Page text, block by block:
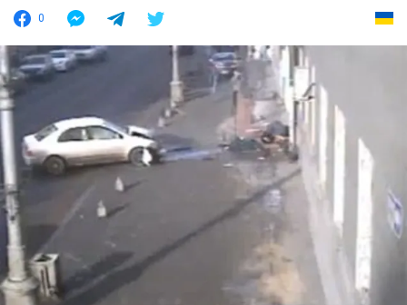
0